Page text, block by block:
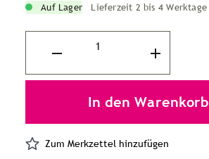
Auf Lager Lieferzeit 2 bis 4 Werktage
In den Warenkorb
Zum Merkzettel hinzufügen